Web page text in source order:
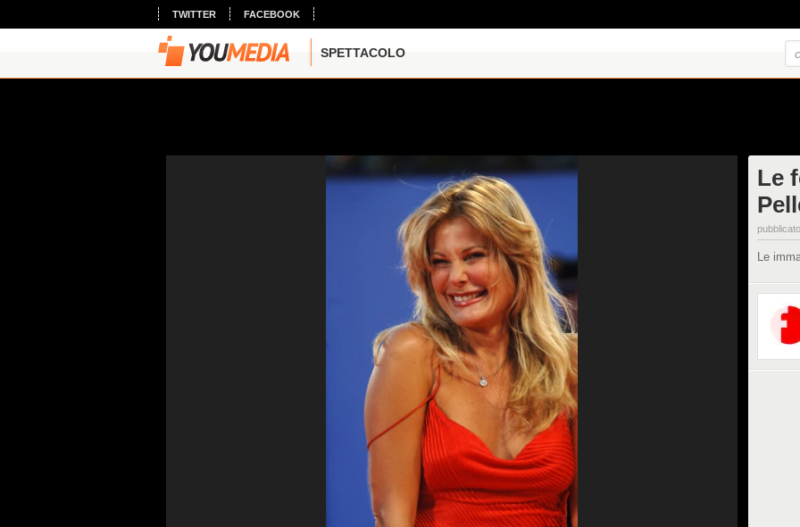
TWITTER FACEBOOK
SPETTACOLO
Le
Le